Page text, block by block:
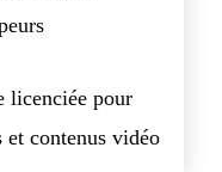
licenciée pour
et contenus vidéo